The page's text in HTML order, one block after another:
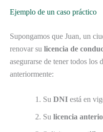
Ejemplo de un caso práctico
Supongamos que Juan, un
renovar su licencia de
asegurarse de tener todos los
anteriormente:
Su DNI está en
Su licencia